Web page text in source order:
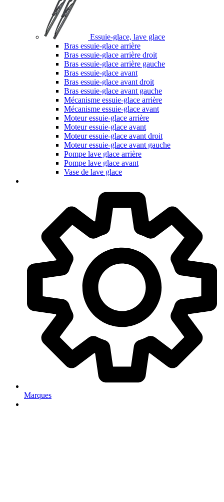
Essuie-glace, lave glace
Bras essuie-glace arrière
Bras essuie-glace arrière droit
Bras essuie-glace arrière gauche
Bras essuie-glace avant
Bras essuie-glace avant droit
Bras essuie-glace avant gauche
Mécanisme essuie-glace arrière
Mécanisme essuie-glace avant
Moteur essuie-glace arrière
Moteur essuie-glace avant
Moteur essuie-glace avant droit
Moteur essuie-glace avant gauche
Pompe lave glace arrière
Pompe lave glace avant
Vase de lave glace
Marques